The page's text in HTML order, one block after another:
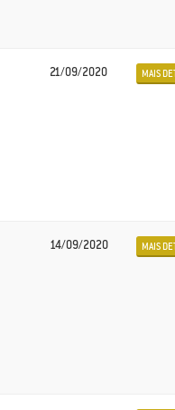
21/09/2020 MAIS
14/09/2020 MAIS